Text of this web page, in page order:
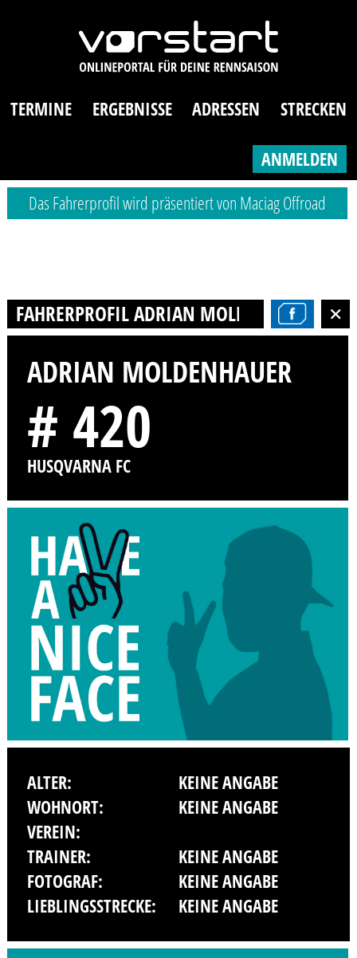
TERMINE ERGEBNISSE ADRESSEN STRECKEN
ANMELDEN
Das Fahrerprofil wird präsentiert von Maciag Offroad
FAHRERPROFIL ADRIAN MOLDENHAUER
ADRIAN MOLDENHAUER
# 420
HUSQVARNA FC
ALTER:
KEINE ANGABE
WOHNORT:
KEINE ANGABE
VEREIN:
TRAINER:
KEINE ANGABE
FOTOGRAF:
KEINE ANGABE
LIEBLINGSSTRECKE:
KEINE ANGABE